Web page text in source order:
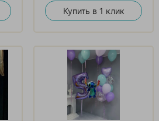
Купить в 1 клик